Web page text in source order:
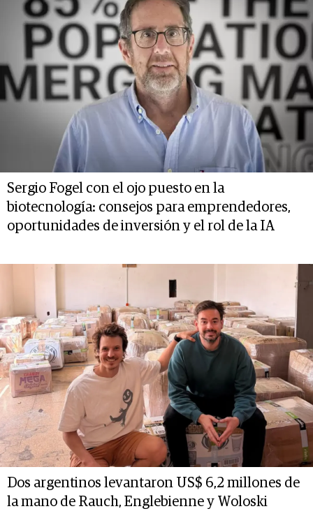
Sergio Fogel con el ojo puesto en la
biotecnología: consejos para emprendedores,
oportunidades de inversión y el rol de la IA
Dos argentinos levantaron US$ 6,2 millones de
la mano de Rauch, Englebienne y Woloski